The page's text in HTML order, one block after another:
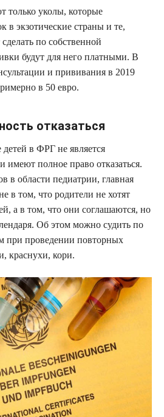
только уколы, которые
в экзотические страны и те,
по собственной
будут для него платными. В
и прививания в 2019
в 50 евро.
отказаться
в ФРГ не является
имеют полное право отказаться.
в области педиатрии, главная
в том, что родители не хотят
а в том, что они соглашаются, но
Об этом можно судить по
при проведении повторных
краснухи, кори.